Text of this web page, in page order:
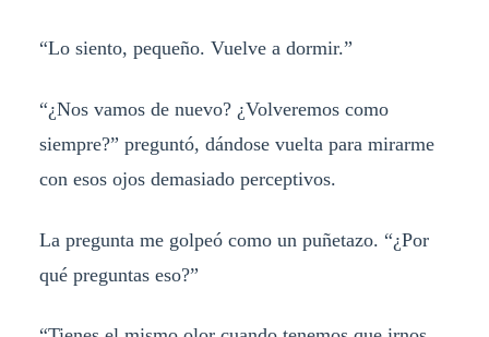
“Lo siento, pequeño. Vuelve a dormir.”
“¿Nos vamos de nuevo? ¿Volveremos como
siempre?” preguntó, dándose vuelta para mirarme
con esos ojos demasiado perceptivos.
La pregunta me golpeó como un puñetazo. “¿Por
qué preguntas eso?”